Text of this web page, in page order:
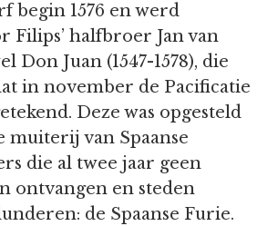
begin 1576 en werd
Filips’ halfbroer Jan van
Don Juan (1547-1578), die
in november de Pacificatie
Deze was opgesteld
muiterij van Spaanse
die al twee jaar geen
ontvangen en steden
de Spaanse Furie.